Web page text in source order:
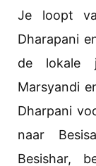
Je loopt
Dharapani
de lokale
Marsyandi
Dharpani
naar
Besishar,